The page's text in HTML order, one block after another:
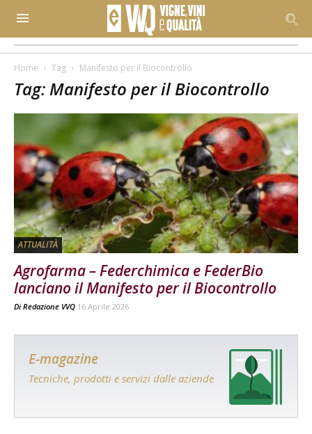
Home Tag Manifesto per il Biocontrollo
Tag: Manifesto per il Biocontrollo
ATTUALITÀ
Agrofarma – Federchimica e FederBio
lanciano il Manifesto per il Biocontrollo
Di Redazione VVQ 16 Aprile 2026
E-magazine
Tecniche, prodotti e servizi dalle aziende